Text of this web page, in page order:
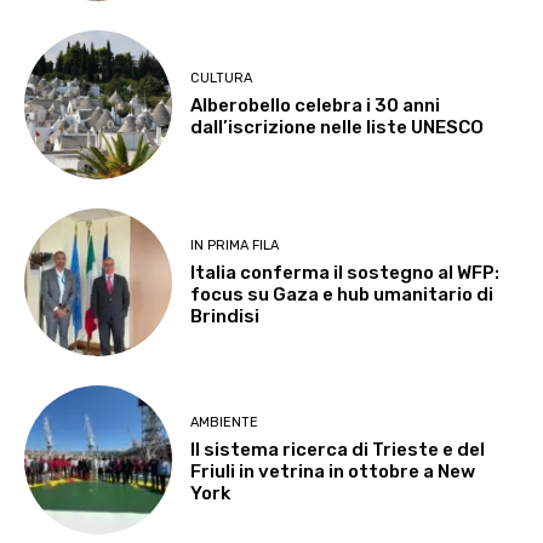
CULTURA
Alberobello celebra i 30 anni
dall’iscrizione nelle liste UNESCO
IN PRIMA FILA
Italia conferma il sostegno al WFP:
focus su Gaza e hub umanitario di
Brindisi
AMBIENTE
Il sistema ricerca di Trieste e del
Friuli in vetrina in ottobre a New
York